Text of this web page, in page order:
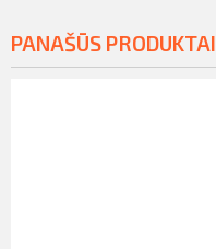
PANAŠŪS PRODUKTAI